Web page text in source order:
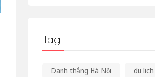
Tag
Danh thắng Hà Nội du lich